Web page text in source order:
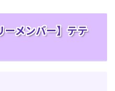
ーメンバー】テテ